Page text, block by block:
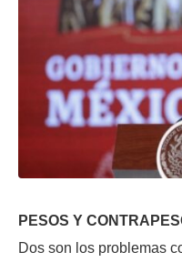
PESOS Y
Dos son los problemas